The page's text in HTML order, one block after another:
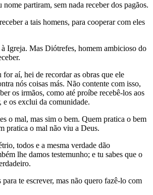
nome partiram, sem nada receber dos pagãos.
a tais homens, para cooperar com eles
Igreja. Mas Diótre­fes, homem ambicioso do
for aí, hei de recordar as obras que ele
nós coisas más. Não contente com isso,
os irmãos, como até proí­be recebê-los aos
e os exclui da comunidade.
o mal, mas sim o bem. Quem pratica o bem
pratica o mal não viu a Deus.
todos e a mesma verdade dão
lhe damos testemunho; e tu sabes que o
te escrever, mas não quero fazê-lo com